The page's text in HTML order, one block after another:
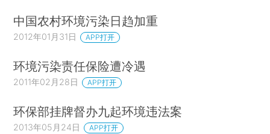
中国农村环境污染日趋加重
2012年01月31日 APP打开
环境污染责任保险遭冷遇
2011年02月28日 APP打开
环保部挂牌督办九起环境违法案
2013年05月24日 APP打开